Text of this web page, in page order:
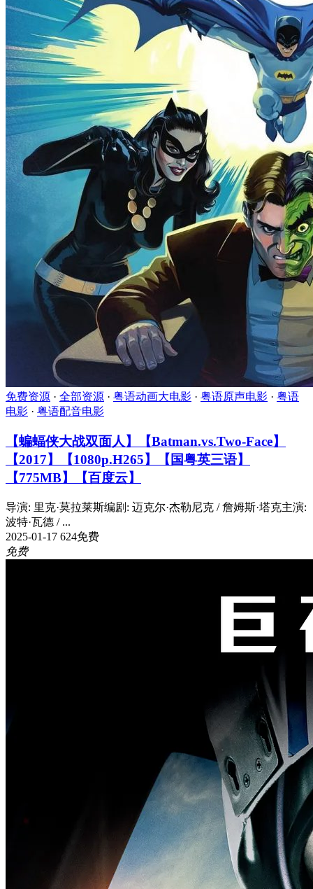
免费资源 · 全部资源 · 粤语动画大电影 · 粤语原声电影 · 粤语
电影 · 粤语配音电影
【蝙蝠侠大战双面人】【Batman.vs.Two-Face】
【2017】【1080p.H265】【国粤英三语】
【775MB】【百度云】
导演: 里克·莫拉莱斯编剧: 迈克尔·杰勒尼克 / 詹姆斯·塔克主演:
波特·瓦德 / ...
2025-01-17 624免费
免费